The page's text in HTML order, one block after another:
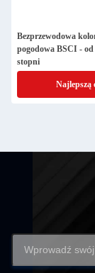
Bezprzewodowa
pogodowa BSCI - od
stopni
Najlepszą